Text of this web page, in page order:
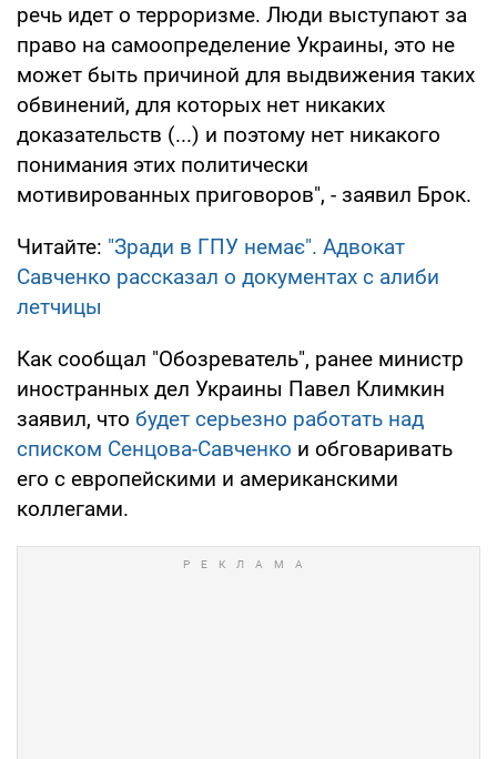
речь идет о терроризме. Люди выступают за
право на самоопределение Украины, это не
может быть причиной для выдвижения таких
обвинений, для которых нет никаких
доказательств (...) и поэтому нет никакого
понимания этих политически
мотивированных приговоров", - заявил Брок.
Читайте: "Зради в ГПУ немає". Адвокат
Савченко рассказал о документах с алиби
летчицы
Как сообщал "Обозреватель", ранее министр
иностранных дел Украины Павел Климкин
заявил, что будет серьезно работать над
списком Сенцова-Савченко и обговаривать
его с европейскими и американскими
коллегами.